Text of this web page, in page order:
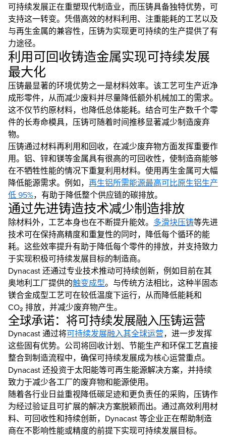
可持续发展正在重塑现代制造业，而压铸具备独特优势，可
支持这一转变。凭借高效的材料利用、注重能耗的工艺以及
与再生金属的兼容性，压铸为实现更可持续的生产提供了有
力途径。
利用可回收铸造金属实现可持续发展
最大化
压铸最显著的环境优势之一是材料效率。该工艺可生产近净
成形零件，从而减少废料并尽量降低额外机械加工的需求。
这不仅节约原材料，也降低总体能耗。结合可生产数千个零
件的长寿命模具，压铸可随着时间推移显著减少制造废弃
物。
压铸通过材料再利用和回收，在减少废弃物方面发挥重要作
用。铝、锌和镁等金属具有很高的可回收性，使制造商能够
在不牺牲性能的情况下重复利用材料。使用再生金属可大幅
降低能源需求。例如， 再生铝所需能源最高可比原生铝生产
低 95%，有助于降低整个供应链的碳排放。
通过先进铸造技术减少制造排放
除材料外，工艺本身也在不断提升能效。 多滑块压铸等先进
技术可在保持高精度和重复性的同时，降低每个循环的能
耗。这些效率提升有助于降低每个零件的排放，并支持致力
于实现积极可持续发展目标的制造商。
Dynacast 还通过专业技术推动可持续创新，例如目前在其
奥地利工厂提供的触变成型。与传统方法相比，这种半固态
镁合金成型工艺可在较低温度下运行，从而降低能耗和
CO₂ 排放，并减少废弃物产生。
全球承诺：将可持续发展融入压铸运营
Dynacast 通过将可持续发展融入其全球运营，进一步发挥
这些固有优势。公司将回收计划、节能生产和环保工艺直接
整合到制造流程中，确保可持续发展成为核心运营重点。
Dynacast 还投资于太阳能等可再生能源解决方案，并持续
致力于减少各工厂的废弃物和能源使用。
随着各行业日益重视降低碳足迹和更负责任的采购，压铸作
为经过验证且可扩展的解决方案脱颖而出。通过高效利用材
料、可回收性和持续创新，Dynacast 等企业正在帮助制造
商在不影响性能或精度的前提下实现可持续发展目标。